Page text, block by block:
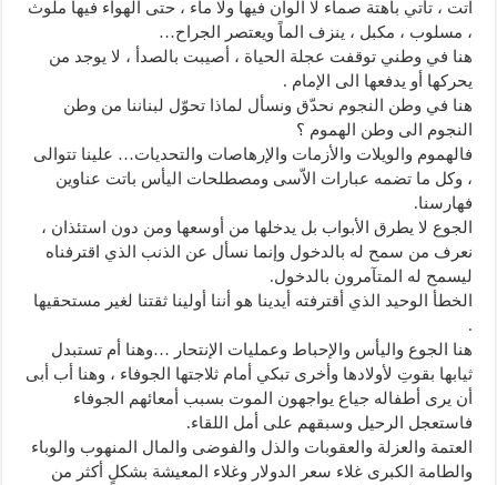
اتت ، تأتي باهتة صماء لا الوان فيها ولا ماء ، حتى الهواء فيها ملوث
، مسلوب ، مكبل ، ينزف الماً ويعتصر الجراح…
هنا في وطني توقفت عجلة الحياة ، أصيبت بالصدأ ، لا يوجد من
يحركها أو يدفعها الى الإمام .
هنا في وطن النجوم نحدّق ونسأل لماذا تحوّل لبناننا من وطن
النجوم الى وطن الهموم ؟
فالهموم والويلات والأزمات والإرهاصات والتحديات… علينا تتوالى
، وكل ما تضمه عبارات الاّسى ومصطلحات اليأس باتت عناوين
فهارسنا.
الجوع لا يطرق الأبواب بل يدخلها من أوسعها ومن دون استئذان ،
نعرف من سمح له بالدخول وإنما نسأل عن الذنب الذي اقترفناه
ليسمح له المتآمرون بالدخول.
الخطأ الوحيد الذي أقترفته أيدينا هو أننا أولينا ثقتنا لغير مستحقيها
.
هنا الجوع واليأس والإحباط وعمليات الإنتحار …وهنا أم تستبدل
ثيابها بقوتِ لأولادها وأخرى تبكي أمام ثلاجتها الجوفاء ، وهنا أب أبى
أن يرى أطفاله جياع يواجهون الموت بسبب أمعائهم الجوفاء
فاستعجل الرحيل وسبقهم على أمل اللقاء.
العتمة والعزلة والعقوبات والذل والفوضى والمال المنهوب والوباء
والطامة الكبرى غلاء سعر الدولار وغلاء المعيشة بشكلٍ أكثر من